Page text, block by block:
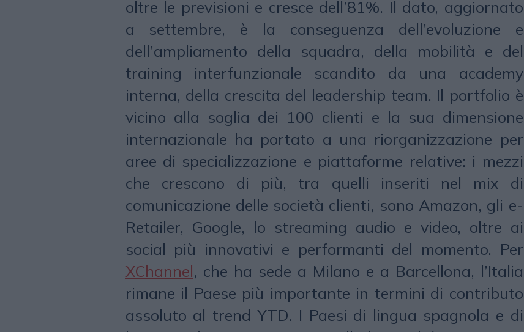
oltre le previsioni e cresce dell’81%. Il dato, aggiornato
a settembre, è la conseguenza dell’evoluzione e
dell’ampliamento della squadra, della mobilità e del
training interfunzionale scandito da una academy
interna, della crescita del leadership team. Il portfolio è
vicino alla soglia dei 100 clienti e la sua dimensione
internazionale ha portato a una riorganizzazione per
aree di specializzazione e piattaforme relative: i mezzi
che crescono di più, tra quelli inseriti nel mix di
comunicazione delle società clienti, sono Amazon, gli e-
Retailer, Google, lo streaming audio e video, oltre ai
social più innovativi e performanti del momento. Per
XChannel, che ha sede a Milano e a Barcellona, l’Italia
rimane il Paese più importante in termini di contributo
assoluto al trend YTD. I Paesi di lingua spagnola e di